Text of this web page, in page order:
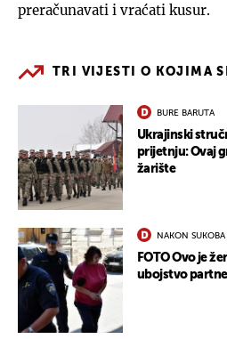
preračunavati i vraćati kusur.
TRI VIJESTI O KOJIMA
BURE BARUTA
Ukrajinski
prijetnju: Ovaj
žarište
NAKON SUKOBA
FOTO Ovo je
ubojstvo